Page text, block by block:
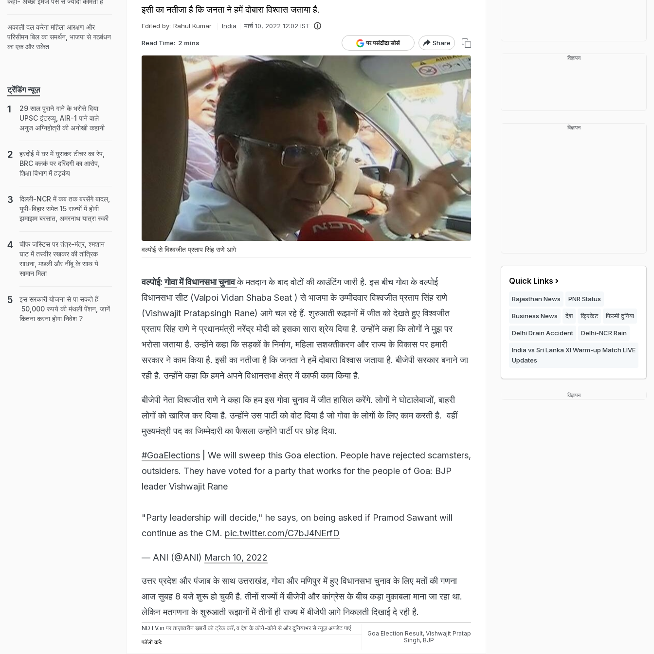
इसी का नतीजा है कि जनता ने हमें दोबारा विश्वास जताया है.
Edited by: Rahul Kumar India मार्च 10, 2022 12:02 IST
Read Time: 2 mins Share
वल्पोई से विश्वजीत प्रताप सिंह राणे आगे
वल्पोई: गोवा में विधानसभा चुनावके मतदान के बाद वोटों की काउंटिंग जारी है. इस बीच गोवा के वल्पोई
विधानसभा सीट (Valpoi Vidan Shaba Seat ) से भाजपा के उम्मीदवार विश्वजीत प्रताप सिंह राणे
(Vishwajit Pratapsingh Rane) आगे चल रहे हैं. शुरुआती रूझानों में जीत को देखते हुए विश्वजीत
प्रताप सिंह राणे ने प्रधानमंत्री नरेंद्र मोदी को इसका सारा श्रेय दिया है. उन्होंने कहा कि लोगों ने मुझ पर
भरोसा जताया है. उन्होंने कहा कि सड़कों के निर्माण, महिला सशक्तीकरण और राज्य के विकास पर हमारी
सरकार ने काम किया है. इसी का नतीजा है कि जनता ने हमें दोबारा विश्वास जताया है. बीजेपी सरकार बनाने जा
रही है. उन्होंने कहा कि हमने अपने विधानसभा क्षेत्र में काफी काम किया है.
बीजेपी नेता विश्वजीत राणे ने कहा कि हम इस गोवा चुनाव में जीत हासिल करेंगे. लोगों ने घोटालेबाजों, बाहरी
लोगों को खारिज कर दिया है. उन्होंने उस पार्टी को वोट दिया है जो गोवा के लोगों के लिए काम करती है. वहीं
मुख्यमंत्री पद का जिम्मेदारी का फैसला उन्होंने पार्टी पर छोड़ दिया.
#GoaElections | We will sweep this Goa election. People have rejected scamsters,
outsiders. They have voted for a party that works for the people of Goa: BJP
leader Vishwajit Rane
"Party leadership will decide," he says, on being asked if Pramod Sawant will
continue as the CM. pic.twitter.com/C7bJ4NErfD
— ANI (@ANI) March 10, 2022
उत्तर प्रदेश और पंजाब के साथ उत्तराखंड, गोवा और मणिपुर में हुए विधानसभा चुनाव के लिए मतों की गणना
आज सुबह 8 बजे शुरू हो चुकी है. तीनों राज्यों में बीजेपी और कांग्रेस के बीच कड़ा मुकाबला माना जा रहा था.
लेकिन मतगणना के शुरुआती रूझानों में तीनों ही राज्य में बीजेपी आगे निकलती दिखाई दे रही है.
NDTV.in पर ताज़ातरीन ख़बरों को ट्रैक करें, व देश के कोने-कोने से और दुनियाभर से न्यूज़ अपडेट पाएं
फॉलो करे:
Goa Election Result, Vishwajit Pratap
Singh, BJP
अकाली दल करेगा महिला आरक्षण और
परिसीमन बिल का समर्थन, भाजपा से गठबंधन
का एक और संकेत
ट्रेंडिंग न्यूज़
29 साल पुराने गाने के भरोसे दिया
UPSC इंटरव्यू, AIR-1 पाने वाले
अनुज अग्निहोत्री की अनोखी कहानी
हरदोई में घर में घुसकर टीचर का रेप,
BRC क्लर्क पर दरिंदगी का आरोप,
शिक्षा विभाग में हड़कंप
दिल्ली-NCR में कब तक बरसेंगे बादल,
यूपी-बिहार समेत 15 राज्यों में होगी
झमाझम बरसात, अमरनाथ यात्रा रुकी
चीफ जस्टिस पर तंत्र-मंत्र, श्मशान
घाट में तस्‍वीर रखकर की तांत्रिक
साधना, मछली और नींबू के साथ ये
सामान मिला
इस सरकारी योजना से पा सकते हैं
50,000 रुपये की मंथली पेंशन, जानें
कितना करना होगा निवेश ?
विज्ञापन
विज्ञापन
Quick Links
Rajasthan News PNR Status
Business News देश क्रिकेट फिल्मी दुनिया
Delhi Drain Accident Delhi-NCR Rain
India vs Sri Lanka XI Warm-up Match LIVE
Updates
विज्ञापन